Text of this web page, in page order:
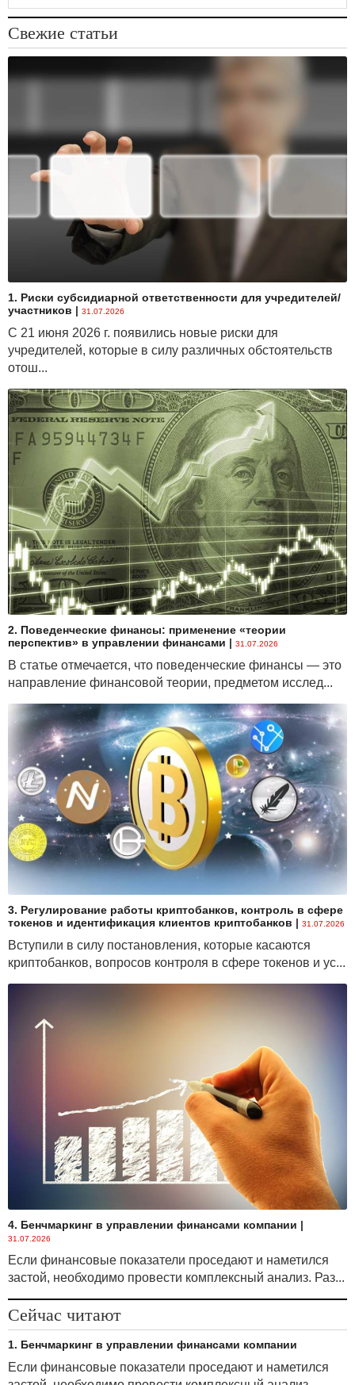
Свежие статьи
1. Риски субсидиарной ответственности для учредителей/
участников | 31.07.2026
С 21 июня 2026 г. появились новые риски для
учредителей, которые в силу различных обстоятельств
отош...
2. Поведенческие финансы: применение «теории
перспектив» в управлении финансами | 31.07.2026
В статье отмечается, что поведенческие финансы — это
направление финансовой теории, предметом исслед...
3. Регулирование работы криптобанков, контроль в сфере
токенов и идентификация клиентов криптобанков | 31.07.2026
Вступили в силу постановления, которые касаются
криптобанков, вопросов контроля в сфере токенов и ус...
4. Бенчмаркинг в управлении финансами компании |
31.07.2026
Если финансовые показатели проседают и наметился
застой, необходимо провести комплексный анализ. Раз...
Сейчас читают
1. Бенчмаркинг в управлении финансами компании
Если финансовые показатели проседают и наметился